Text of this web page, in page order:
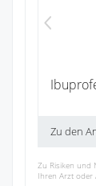
Zu den
Zu Risiken und
Ihren Arzt oder